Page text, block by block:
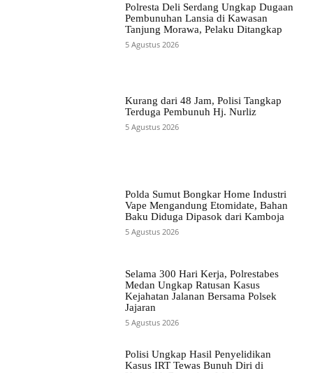
Polresta Deli Serdang Ungkap Dugaan
Pembunuhan Lansia di Kawasan
Tanjung Morawa, Pelaku Ditangkap
5 Agustus 2026
Kurang dari 48 Jam, Polisi Tangkap
Terduga Pembunuh Hj. Nurliz
5 Agustus 2026
Polda Sumut Bongkar Home Industri
Vape Mengandung Etomidate, Bahan
Baku Diduga Dipasok dari Kamboja
5 Agustus 2026
Selama 300 Hari Kerja, Polrestabes
Medan Ungkap Ratusan Kasus
Kejahatan Jalanan Bersama Polsek
Jajaran
5 Agustus 2026
Polisi Ungkap Hasil Penyelidikan
Kasus IRT Tewas Bunuh Diri di